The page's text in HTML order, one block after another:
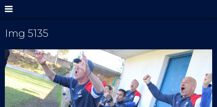
Img 5135